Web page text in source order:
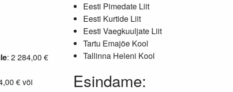
: 2 284,00 €
€ või
Eesti Pimedate Liit
Eesti Kurtide Liit
Eesti Vaegkuuljate Liit
Tartu Emajõe Kool
Tallinna Heleni Kool
Esindame: